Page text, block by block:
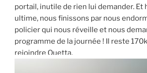
portail, inutile de rien lui demander. Et
ultime, nous finissons par nous
policier qui nous réveille et nous
programme de la journée ! Il reste
rejoindre Quetta.